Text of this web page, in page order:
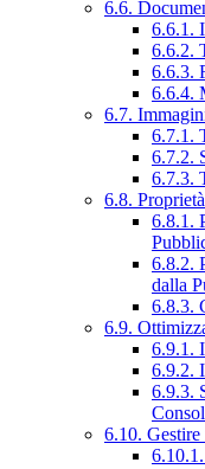
6.6.
6.6.1.
6.6.2.
6.6.3.
6.6.4.
6.7.
6.7.1.
6.7.2.
6.7.3.
6.8.
6.8.1.
6.8.2.
dalla
6.8.3.
6.9.
6.9.1.
6.9.2.
6.9.3.
6.10.